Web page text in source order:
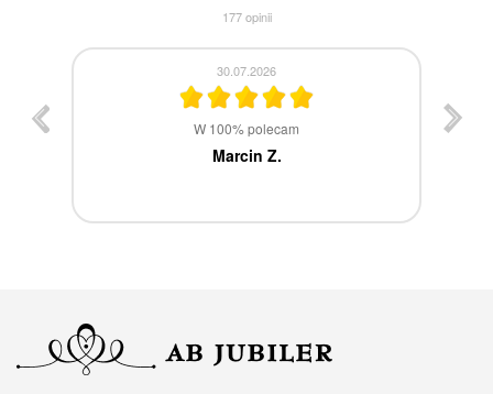
177opinii
30.07.2026
W 100% polecam
Marcin Z.